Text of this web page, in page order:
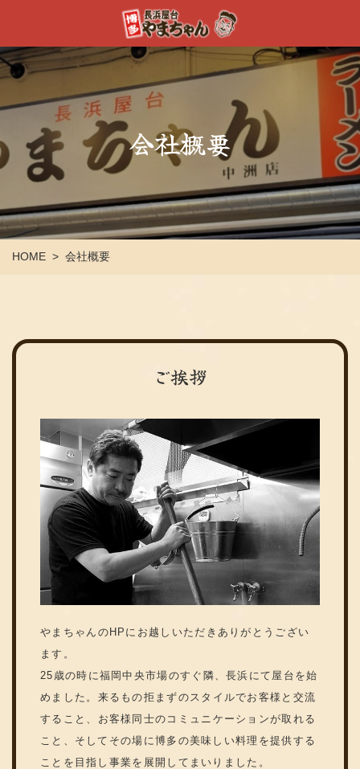
会社概要
HOME > 会社概要
ご挨拶
やまちゃんのHPにお越しいただきありがとうござい
ます。
25歳の時に福岡中央市場のすぐ隣、長浜にて屋台を始
めました。来るもの拒まずのスタイルでお客様と交流
すること、お客様同士のコミュニケーションが取れる
こと、そしてその場に博多の美味しい料理を提供する
ことを目指し事業を展開してまいりました。